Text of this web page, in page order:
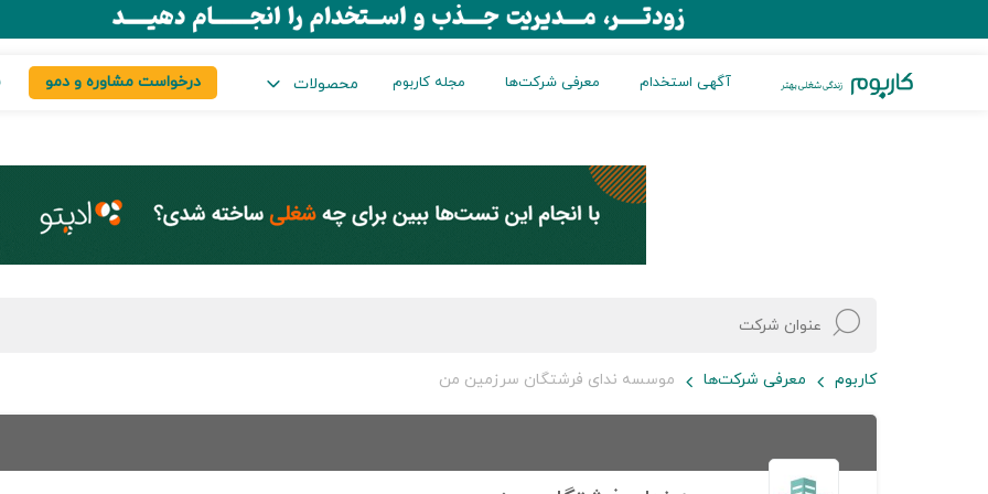
آگهی استخدام معرفی شرکت‌ها مجله کاربوم محصولات درخواست مشاوره و دمو
کاربوم معرفی شرکت‌ها موسسه ندای فرشتگان سرزمین من